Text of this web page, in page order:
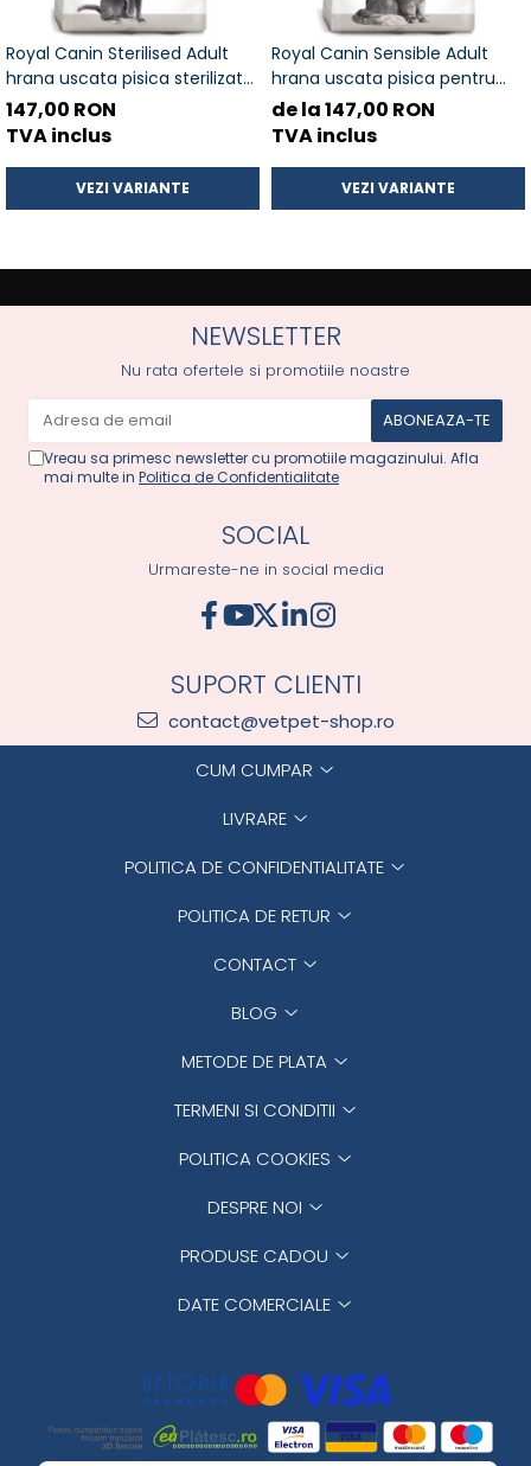
Royal Canin Sterilised Adult
hrana uscata pisica sterilizata,
2 kg
147,00 RON
TVA inclus
VEZI VARIANTE
Royal Canin Sensible Adult
hrana uscata pisica pentru
digestie optima, 10 Kg
de la 147,00 RON
TVA inclus
VEZI VARIANTE
NEWSLETTER
Nu rata ofertele si promotiile noastre
Vreau sa primesc newsletter cu promotiile magazinului. Afla
mai multe in Politica de Confidentialitate
SOCIAL
Urmareste-ne in social media
SUPORT CLIENTI
contact@vetpet-shop.ro
CUM CUMPAR
LIVRARE
POLITICA DE CONFIDENTIALITATE
POLITICA DE RETUR
CONTACT
BLOG
METODE DE PLATA
TERMENI SI CONDITII
POLITICA COOKIES
DESPRE NOI
PRODUSE CADOU
DATE COMERCIALE